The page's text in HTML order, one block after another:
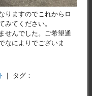
りますのでこれからロ
みてください。
せんでした。ご希望通
なによりでございま
｜ タグ：